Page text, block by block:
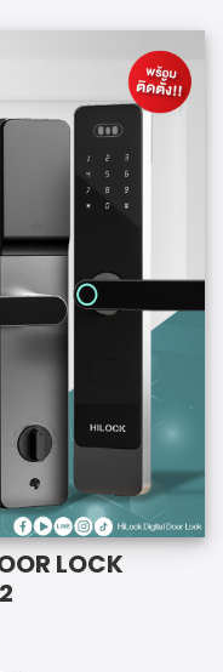
LOCK